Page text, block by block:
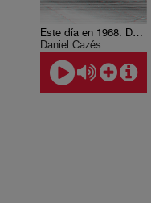
Este día en 1968. Del 3 al 9 de septiembre
Daniel Cazés